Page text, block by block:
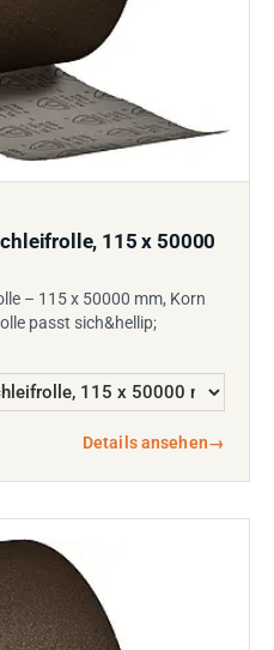
115 x 50000
– 115 x 50000 mm, Korn
passt sich&hellip;
Details ansehen→